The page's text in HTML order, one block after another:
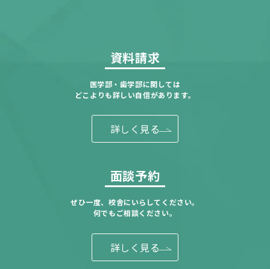
資料請求
医学部・歯学部に関しては
どこよりも詳しい自信があります。
詳しく見る
面談予約
ぜひ一度、校舎にいらしてください。
何でもご相談ください。
詳しく見る